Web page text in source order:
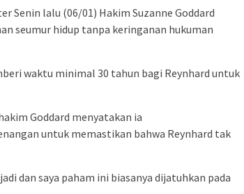
Senin lalu (06/01) Hakim Suzanne Goddard
seumur hidup tanpa keringanan hukuman
waktu minimal 30 tahun bagi Reynhard untuk
Goddard menyatakan ia
untuk memastikan bahwa Reynhard tak
dan saya paham ini biasanya dijatuhkan pada